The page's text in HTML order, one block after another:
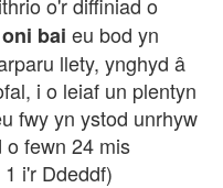
oni bai eu bod yn
llety, ynghyd
i o leiaf un plentyn
fwy yn ystod unrhyw
o fewn 24 mis
i'r Ddeddf)